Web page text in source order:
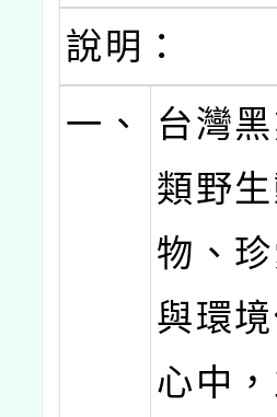
說明：
一、
台灣
類野
物、
與環
心中